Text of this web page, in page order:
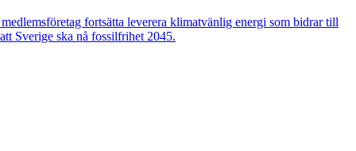
fortsätta leverera klimatvänlig energi som bidrar till
Sverige ska nå fossilfrihet 2045.